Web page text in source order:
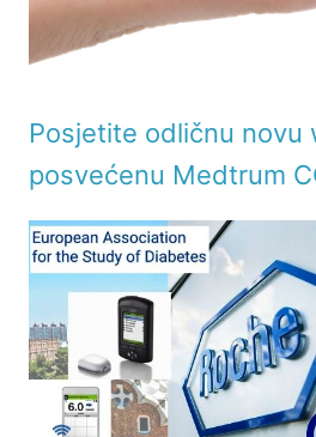
Posjetite odličnu novu
posvećenu Medtrum